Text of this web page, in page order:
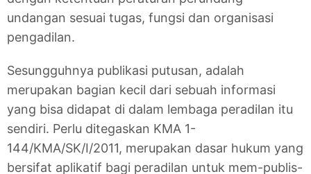
undangan sesuai tugas, fungsi dan organisasi
pengadilan.
Sesungguhnya publikasi putusan, adalah
merupakan bagian kecil dari sebuah informasi
yang bisa didapat di dalam lembaga peradilan itu
sendiri. Perlu ditegaskan KMA 1-
144/KMA/SK/I/2011, merupakan dasar hukum yang
bersifat aplikatif bagi peradilan untuk mem-publis-